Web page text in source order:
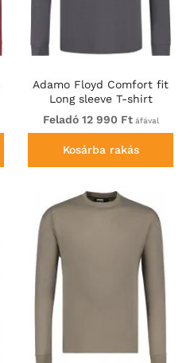
Adamo Floyd Comfort fit
Long sleeve T-shirt
Charcoal
Feladó 12 990 Ftáfával
Kosárba rakás